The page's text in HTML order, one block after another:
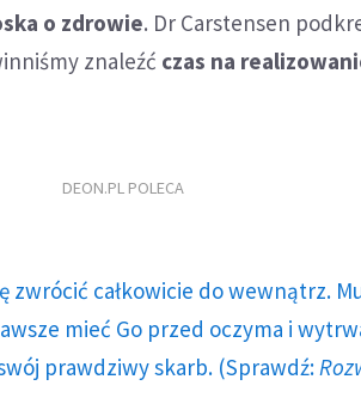
o zdrowie. Dr Carstensen
znaleźć czas na
DEON.PL POLECA
zwrócić całkowicie do wewnątrz.
mieć Go przed oczyma i
prawdziwy skarb. (Sprawdź: